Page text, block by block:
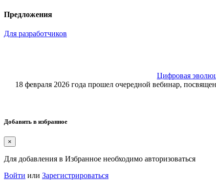
Предложения
Для разработчиков
Цифровая
18 февраля 2026 года прошел очередной вебинар,
Добавить в избранное
×
Для добавления в Избранное необходимо авторизоваться
Войти или Зарегистрироваться